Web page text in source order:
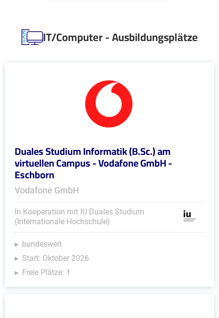
IT/Computer - Ausbildungsplätze
Duales Studium Informatik (B.Sc.) am
virtuellen Campus - Vodafone GmbH -
Eschborn
Vodafone GmbH
In Kooperation mit IU Duales Studium
(Internationale Hochschule)
bundesweit
Start: Oktober 2026
Freie Plätze: 1